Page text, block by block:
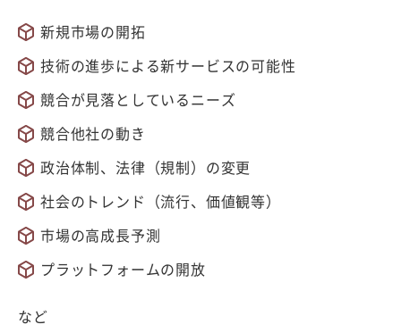
新規市場の開拓
技術の進歩による新サービスの可能性
競合が見落としているニーズ
競合他社の動き
政治体制、法律（規制）の変更
社会のトレンド（流行、価値観等）
市場の高成長予測
プラットフォームの開放
など